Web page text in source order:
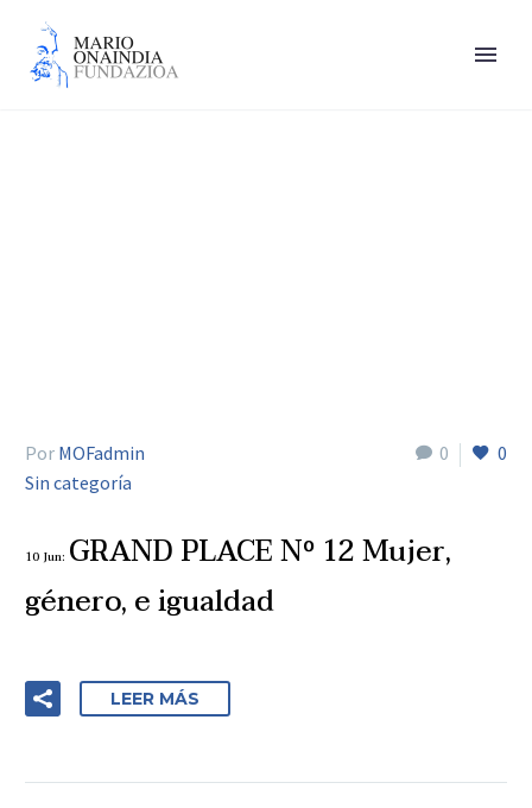
0 0
Por MOFadmin
Sin categoría
10 Jun: GRAND PLACE Nº 12 Mujer,
género, e igualdad
LEER MÁS